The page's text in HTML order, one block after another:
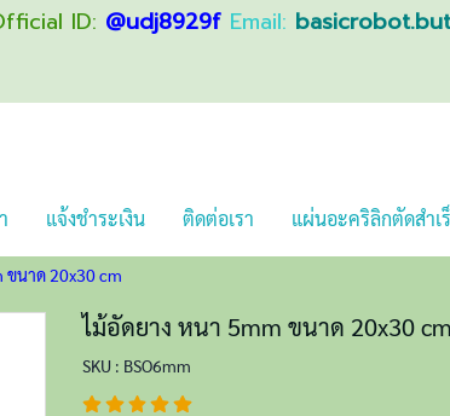
ID: @udj8929f Email:
แจ้งชำระเงิน ติดต่อเรา แผ่นอะคริลิกตัดสำเ
ขนาด 20x30 cm
ไม้อัดยาง หนา 5mm ขนาด 20x30 cm
SKU : BSO6mm